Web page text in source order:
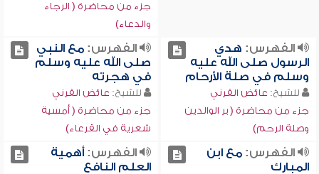
جزء من محاضرة ( الرجاء
والدعاء)
الفهرس: هدي
الرسول صلى الله عليه
وسلم في صلة الأرحام
للشيخ: عائض القرني
جزء من محاضرة ( بر الوالدين
وصلة الرحم)
الفهرس:مع النبي
صلى الله عليه وسلم
في هجرته
للشيخ: عائض القرني
جزء من محاضرة ( أمسية
شعرية في القرعاء)
الفهرس:مع ابن
المبارك
الفهرس:أهمية
العلم النافع